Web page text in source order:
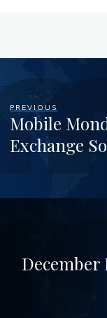
PREVIOUS
Mobile
Exchange
December